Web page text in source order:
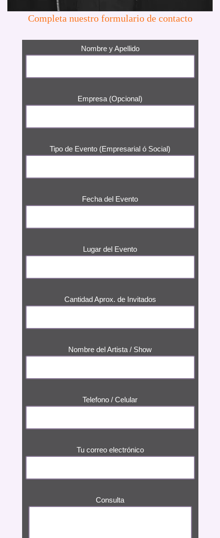
Completa nuestro formulario de contacto
Nombre y Apellido
Empresa (Opcional)
Tipo de Evento (Empresarial ó Social)
Fecha del Evento
Lugar del Evento
Cantidad Aprox. de Invitados
Nombre del Artista / Show
Telefono / Celular
Tu correo electrónico
Consulta